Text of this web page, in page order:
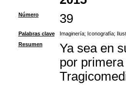
Número 39
Palabras clave Imaginería; Iconografía;
Resumen
Ya sea en
por